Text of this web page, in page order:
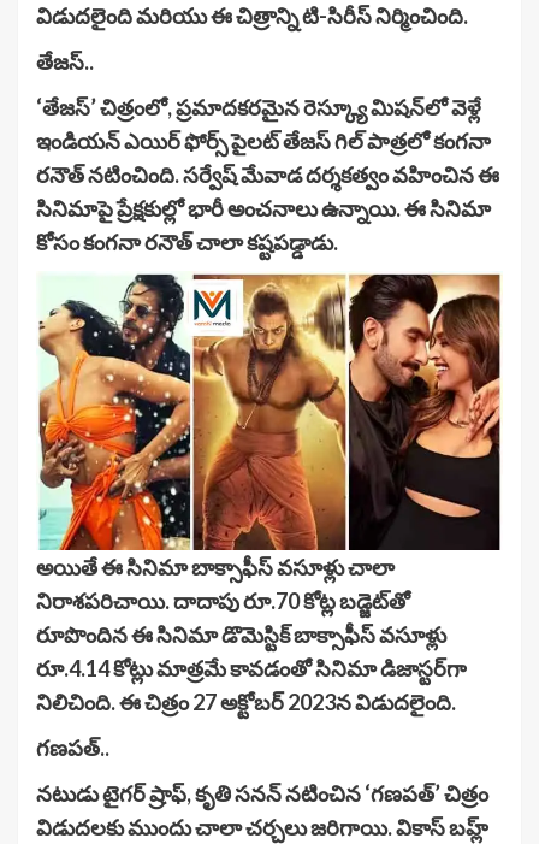
విడుదలైంది మరియు ఈ చిత్రాన్ని టి-సిరీస్ నిర్మించింది.
తేజస్..
‘తేజస్’ చిత్రంలో, ప్రమాదకరమైన రెస్క్యూ మిషన్‌లో వెళ్లే
ఇండియన్ ఎయిర్ ఫోర్స్ పైలట్ తేజస్ గిల్ పాత్రలో కంగనా
రనౌత్ నటించింది. సర్వేష్ మేవాడ దర్శకత్వం వహించిన ఈ
సినిమాపై ప్రేక్షకుల్లో భారీ అంచనాలు ఉన్నాయి. ఈ సినిమా
కోసం కంగనా రనౌత్ చాలా కష్టపడ్డాడు.
అయితే ఈ సినిమా బాక్సాఫీస్ వసూళ్లు చాలా
నిరాశపరిచాయి. దాదాపు రూ.70 కోట్ల బడ్జెట్‌తో
రూపొందిన ఈ సినిమా డొమెస్టిక్ బాక్సాఫీస్ వసూళ్లు
రూ.4.14 కోట్లు మాత్రమే కావడంతో సినిమా డిజాస్టర్‌గా
నిలిచింది. ఈ చిత్రం 27 అక్టోబర్ 2023న విడుదలైంది.
గణపత్..
నటుడు టైగర్ ష్రాఫ్, కృతి సనన్ నటించిన ‘గణపత్’ చిత్రం
విడుదలకు ముందు చాలా చర్చలు జరిగాయి. వికాస్ బహ్ల్